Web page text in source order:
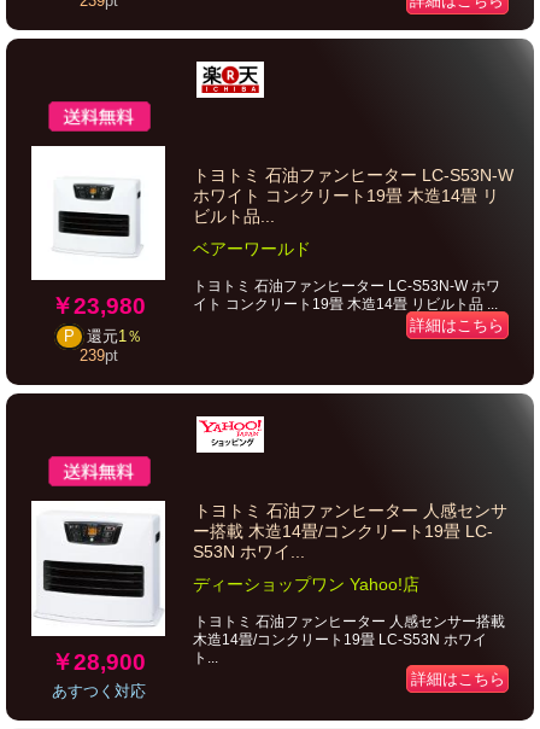
￥23,980
P 還元1％
239pt
トヨトミ 石油ファンヒーター LC-S53N-W
ホワイト コンクリート19畳 木造14畳 リ
ビルト品...
ベアーワールド
トヨトミ 石油ファンヒーター LC-S53N-W ホワ
イト コンクリート19畳 木造14畳 リビルト品 ...
詳細はこちら
￥28,900
あすつく対応
トヨトミ 石油ファンヒーター 人感センサ
ー搭載 木造14畳/コンクリート19畳 LC-
S53N ホワイ...
ディーショップワン Yahoo!店
トヨトミ 石油ファンヒーター 人感センサー搭載
木造14畳/コンクリート19畳 LC-S53N ホワイ
ト...
詳細はこちら